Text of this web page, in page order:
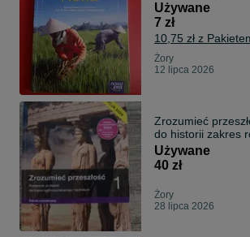
Używane
7 zł
10,75 zł z
Żory
12 lipca 2026
Zrozumieć
do historii zakres
Używane
40 zł
Żory
28 lipca 2026